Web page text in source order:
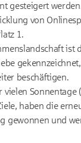
gesteigert
von
1.
ist
beschäftigen.
Sonnentage
haben die
gewonnen und